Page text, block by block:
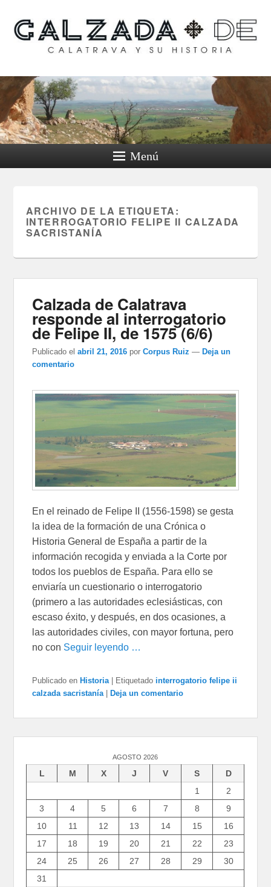
Calzada de Calatrava y
su historia
Menú
ARCHIVO DE LA ETIQUETA:
INTERROGATORIO FELIPE II CALZADA
SACRISTANÍA
Calzada de Calatrava
responde al interrogatorio
de Felipe II, de 1575 (6/6)
Publicado el abril 21, 2016 porCorpus Ruiz — Deja un
comentario
En el reinado de Felipe II (1556-1598) se gesta
la idea de la formación de una Crónica o
Historia General de España a partir de la
información recogida y enviada a la Corte por
todos los pueblos de España. Para ello se
enviaría un cuestionario o interrogatorio
(primero a las autoridades eclesiásticas, con
escaso éxito, y después, en dos ocasiones, a
las autoridades civiles, con mayor fortuna, pero
no con Seguir leyendo …
Publicado en Historia Etiquetado interrogatorio felipe ii
calzada sacristanía
Deja un comentario
AGOSTO 2026
L M X J V S
D
1
2
3
4 5 6 7 8
9
10
11 12 13 14 15
16
17
18 19 20 21 22
23
24
25 26 27 28 29
30
31